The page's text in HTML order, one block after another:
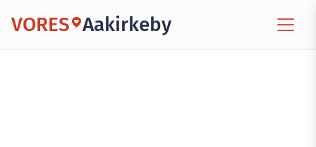
VORES Aakirkeby